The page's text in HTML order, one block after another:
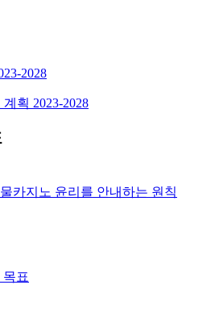
2028
획 2023-2028
카지노 윤리를 안내하는 원칙
목표